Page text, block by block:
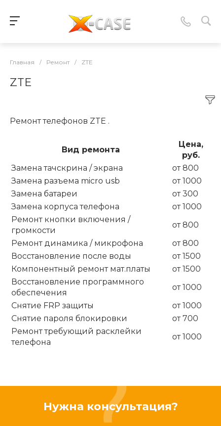
Главная / Ремонт / ZTE
ZTE
Ремонт телефонов ZTE .
Вид ремонта
Цена,
руб.
Замена тачскрина / экрана
от 800
Замена разъема micro usb
от 1000
Замена батареи
от 300
Замена корпуса телефона
от 1000
Ремонт кнопки включения /
громкости
от 800
Ремонт динамика / микрофона
от 800
Восстановление после воды
от 1500
Компонентный ремонт мат.платы
от 1500
Восстановление программного
обеспечения
от 1000
Снятие FRP защиты
от 1000
Снятие пароля блокировки
от 700
Ремонт требующий расклейки
телефона
от 1000
Нужна консультация?